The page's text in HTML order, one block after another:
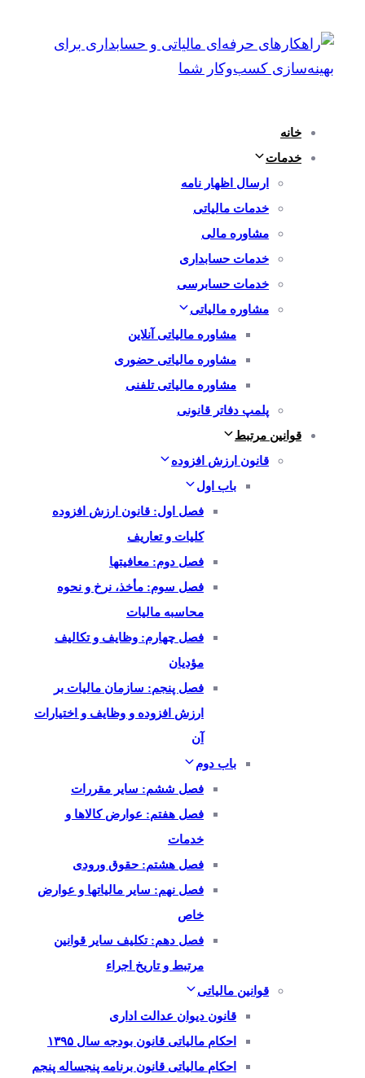
ناوبری
خانه
خدمات
ارسال اظهار نامه
خدمات مالیاتی
مشاوره مالی
خدمات حسابداری
خدمات حسابرسی
مشاوره مالیاتی
مشاوره مالیاتی آنلاین
مشاوره مالیاتی حضوری
مشاوره مالیاتی تلفنی
پلمپ دفاتر قانونی
قوانین مرتبط
قانون ارزش افزوده
باب اول
فصل اول: قانون ارزش افزوده
کلیات و تعاریف
فصل دوم: معافیتها
فصل سوم: مأخذ، نرخ و نحوه
محاسبه مالیات
فصل چهارم: وظایف و تکالیف
مؤدیان
فصل پنجم: سازمان مالیات بر
ارزش افزوده و وظایف و اختیارات
آن
باب دوم
فصل ششم: سایر مقررات
فصل هفتم: عوارض کالاها و
خدمات
فصل هشتم: حقوق ورودی
فصل نهم: سایر مالیاتها و عوارض
خاص
فصل دهم: تکلیف سایر قوانین
مرتبط و تاریخ اجراء
قوانین مالیاتی
قانون دیوان عدالت اداری
احکام مالیاتی قانون بودجه سال ۱۳۹۵
احکام مالیاتی قانون برنامه پنجساله پنجم